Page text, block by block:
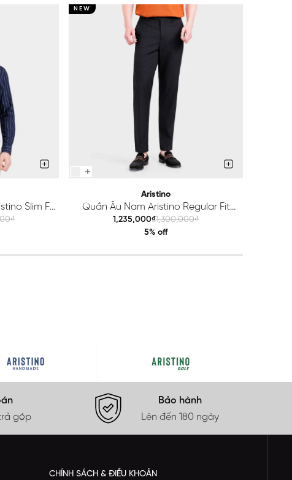
Slim Fit
NEW
Aristino
Quần Âu Nam Aristino Regular Fit
ATR203S0H2
1,235,000₫1,300,000₫
5% off
góp
Bảo hành
Lên đến 180 ngày
CHÍNH SÁCH & ĐIỀU KHOẢN